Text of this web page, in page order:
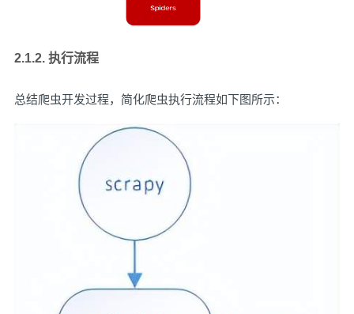
2.1.2. 执行流程
总结爬虫开发过程，简化爬虫执行流程如下图所示：